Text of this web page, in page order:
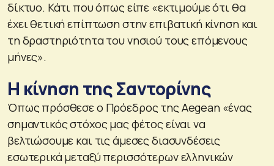
δίκτυο. Κάτι που όπως είπε «εκτιμούμε ότι θα
έχει θετική επίπτωση στην επιβατική κίνηση και
τη δραστηριότητα του νησιού τους επόμενους
μήνες».
Η κίνηση της Σαντορίνης
Όπως πρόσθεσε ο Πρόεδρος της Aegean «ένας
σημαντικός στόχος μας φέτος είναι να
βελτιώσουμε και τις άμεσες διασυνδέσεις
εσωτερικά μεταξύ περισσότερων ελληνικών